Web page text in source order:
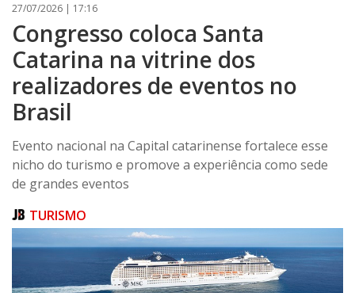
27/07/2026 | 17:16
Congresso coloca Santa
Catarina na vitrine dos
realizadores de eventos no
Brasil
Evento nacional na Capital catarinense fortalece esse
nicho do turismo e promove a experiência como sede
de grandes eventos
TURISMO